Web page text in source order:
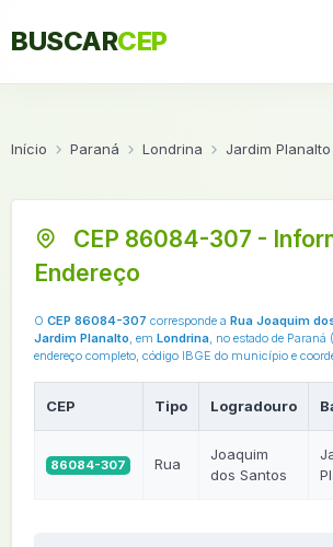
BUSCARCEP
Início Paraná Londrina Jardim Planalto
CEP 86084-307 -
Endereço
O CEP 86084-307 corresponde a Rua Joaquim
Jardim Planalto, em Londrina, no estado de Paraná
endereço completo, código IBGE do município e
CEP Tipo Logradouro
86084-307 Rua
Joaquim
dos Santos